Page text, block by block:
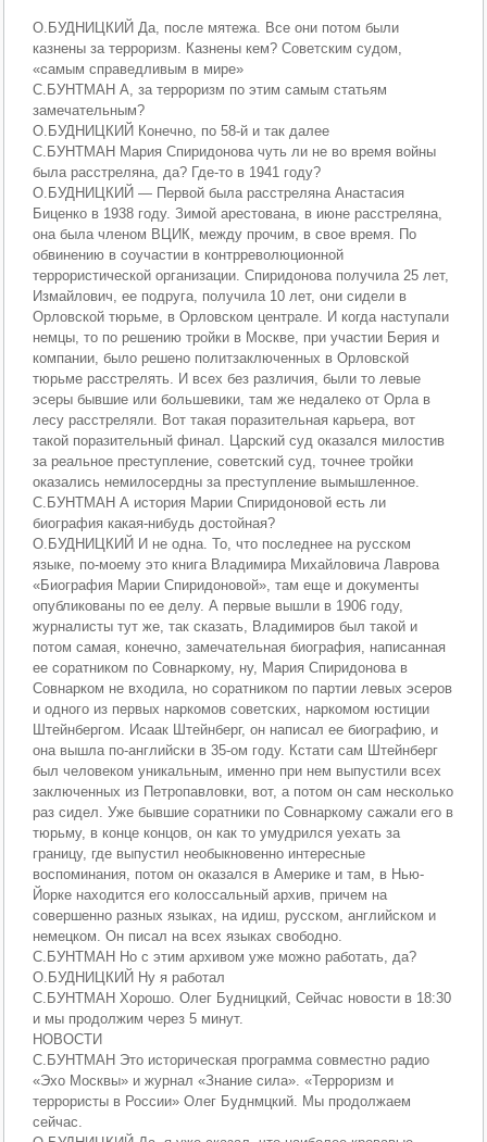
О.БУДНИЦКИЙ Да, после мятежа. Все они потом были
казнены за терроризм. Казнены кем? Советским судом,
«самым справедливым в мире»
С.БУНТМАН А, за терроризм по этим самым статьям
замечательным?
О.БУДНИЦКИЙ Конечно, по 58-й и так далее
С.БУНТМАН Мария Спиридонова чуть ли не во время войны
была расстреляна, да? Где-то в 1941 году?
О.БУДНИЦКИЙ — Первой была расстреляна Анастасия
Биценко в 1938 году. Зимой арестована, в июне расстреляна,
она была членом ВЦИК, между прочим, в свое время. По
обвинению в соучастии в контрреволюционной
террористической организации. Спиридонова получила 25 лет,
Измайлович, ее подруга, получила 10 лет, они сидели в
Орловской тюрьме, в Орловском централе. И когда наступали
немцы, то по решению тройки в Москве, при участии Берия и
компании, было решено политзаключенных в Орловской
тюрьме расстрелять. И всех без различия, были то левые
эсеры бывшие или большевики, там же недалеко от Орла в
лесу расстреляли. Вот такая поразительная карьера, вот
такой поразительный финал. Царский суд оказался милостив
за реальное преступление, советский суд, точнее тройки
оказались немилосердны за преступление вымышленное.
С.БУНТМАН А история Марии Спиридоновой есть ли
биография какая-нибудь достойная?
О.БУДНИЦКИЙ И не одна. То, что последнее на русском
языке, по-моему это книга Владимира Михайловича Лаврова
«Биография Марии Спиридоновой», там еще и документы
опубликованы по ее делу. А первые вышли в 1906 году,
журналисты тут же, так сказать, Владимиров был такой и
потом самая, конечно, замечательная биография, написанная
ее соратником по Совнаркому, ну, Мария Спиридонова в
Совнарком не входила, но соратником по партии левых эсеров
и одного из первых наркомов советских, наркомом юстиции
Штейнбергом. Исаак Штейнберг, он написал ее биографию, и
она вышла по-английски в 35-ом году. Кстати сам Штейнберг
был человеком уникальным, именно при нем выпустили всех
заключенных из Петропавловки, вот, а потом он сам несколько
раз сидел. Уже бывшие соратники по Совнаркому сажали его в
тюрьму, в конце концов, он как то умудрился уехать за
границу, где выпустил необыкновенно интересные
воспоминания, потом он оказался в Америке и там, в Нью-
Йорке находится его колоссальный архив, причем на
совершенно разных языках, на идиш, русском, английском и
немецком. Он писал на всех языках свободно.
С.БУНТМАН Но с этим архивом уже можно работать, да?
О.БУДНИЦКИЙ Ну я работал
С.БУНТМАН Хорошо. Олег Будницкий, Сейчас новости в 18:30
и мы продолжим через 5 минут.
НОВОСТИ
С.БУНТМАН Это историческая программа совместно радио
«Эхо Москвы» и журнал «Знание сила». «Терроризм и
террористы в России» Олег Буднмцкий. Мы продолжаем
сейчас.